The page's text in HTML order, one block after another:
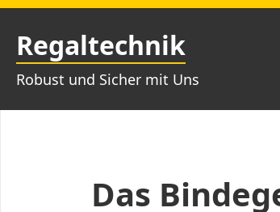
Zum
Inhalt
springen
Regaltechnik
Robust und Sicher mit Uns
Das